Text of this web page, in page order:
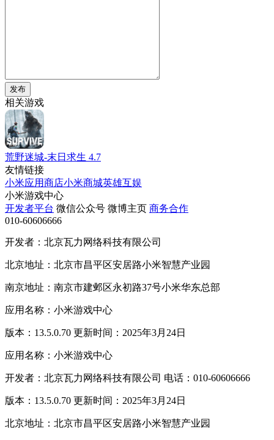
发布
相关游戏
荒野迷城-末日求生 4.7
友情链接
小米应用商店小米商城英雄互娱
小米游戏中心
开发者平台 微信公众号 微博主页 商务合作
010-60606666
开发者：北京瓦力网络科技有限公司
北京地址：北京市昌平区安居路小米智慧产业园
南京地址：南京市建邺区永初路37号小米华东总部
应用名称：小米游戏中心
版本：13.5.0.70 更新时间：2025年3月24日
应用名称：小米游戏中心
开发者：北京瓦力网络科技有限公司 电话：010-60606666
版本：13.5.0.70 更新时间：2025年3月24日
北京地址：北京市昌平区安居路小米智慧产业园